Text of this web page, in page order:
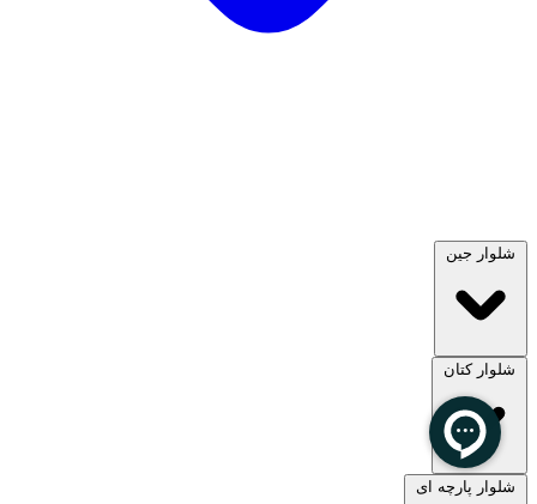
شلوار جین
مشاهده همه
شلوار کتان
شلوار پارچه ای